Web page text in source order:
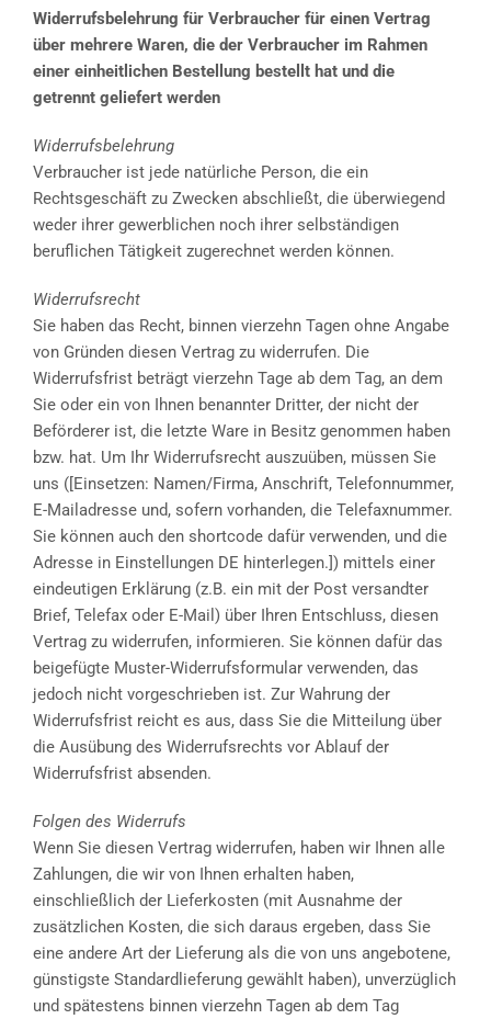
Widerrufsbelehrung für Verbraucher für einen Vertrag
über mehrere Waren, die der Verbraucher im Rahmen
einer einheitlichen Bestellung bestellt hat und die
getrennt geliefert werden
Widerrufsbelehrung
Verbraucher ist jede natürliche Person, die ein
Rechtsgeschäft zu Zwecken abschließt, die überwiegend
weder ihrer gewerblichen noch ihrer selbständigen
beruflichen Tätigkeit zugerechnet werden können.
Widerrufsrecht
Sie haben das Recht, binnen vierzehn Tagen ohne Angabe
von Gründen diesen Vertrag zu widerrufen. Die
Widerrufsfrist beträgt vierzehn Tage ab dem Tag, an dem
Sie oder ein von Ihnen benannter Dritter, der nicht der
Beförderer ist, die letzte Ware in Besitz genommen haben
bzw. hat. Um Ihr Widerrufsrecht auszuüben, müssen Sie
uns ([Einsetzen: Namen/Firma, Anschrift, Telefonnummer,
E-Mailadresse und, sofern vorhanden, die Telefaxnummer.
Sie können auch den shortcode dafür verwenden, und die
Adresse in Einstellungen DE hinterlegen.]) mittels einer
eindeutigen Erklärung (z.B. ein mit der Post versandter
Brief, Telefax oder E-Mail) über Ihren Entschluss, diesen
Vertrag zu widerrufen, informieren. Sie können dafür das
beigefügte Muster-Widerrufsformular verwenden, das
jedoch nicht vorgeschrieben ist. Zur Wahrung der
Widerrufsfrist reicht es aus, dass Sie die Mitteilung über
die Ausübung des Widerrufsrechts vor Ablauf der
Widerrufsfrist absenden.
Folgen des Widerrufs
Wenn Sie diesen Vertrag widerrufen, haben wir Ihnen alle
Zahlungen, die wir von Ihnen erhalten haben,
einschließlich der Lieferkosten (mit Ausnahme der
zusätzlichen Kosten, die sich daraus ergeben, dass Sie
eine andere Art der Lieferung als die von uns angebotene,
günstigste Standardlieferung gewählt haben), unverzüglich
und spätestens binnen vierzehn Tagen ab dem Tag